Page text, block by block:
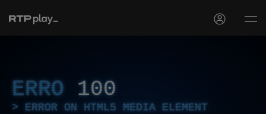
ERRO 100
ERROR ON HTML5 MEDIA ELEMENT